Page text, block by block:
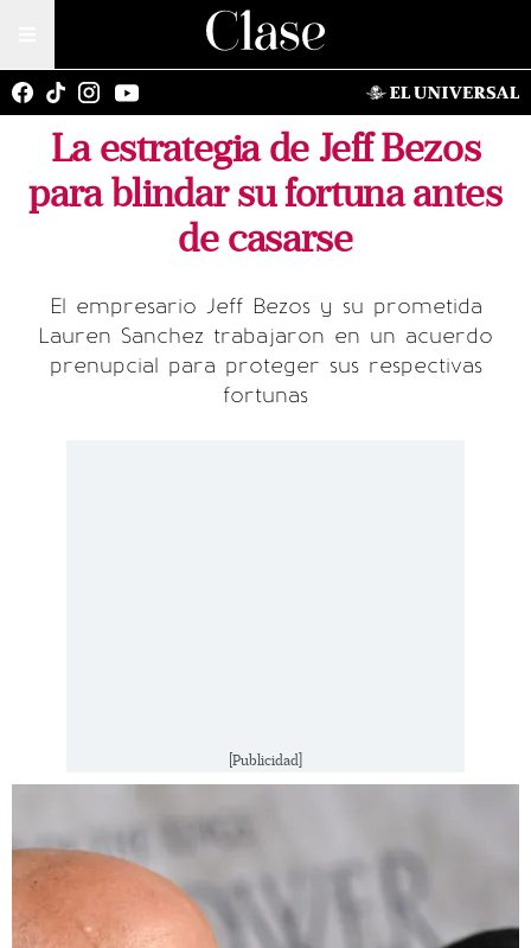
La estrategia de Jeff Bezos
para blindar su fortuna antes
de casarse
El empresario Jeff Bezos y su prometida
Lauren Sanchez trabajaron en un acuerdo
prenupcial para proteger sus respectivas
fortunas
[Publicidad]